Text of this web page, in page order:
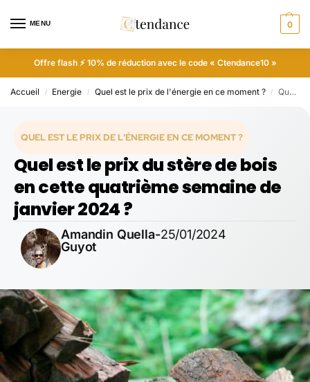
MENU 0
Offre flash ⚡ 10% de réduction avec le code « Ctendance10 »
Accueil / Energie / Quel est le prix de l'énergie en ce moment ? / Quel est le prix du stère de bois en cette quatrième semaine de janvier 2024 ?
QUEL EST LE PRIX DE L'ÉNERGIE EN CE MOMENT ?
Quel est le prix du stère de bois
en cette quatrième semaine de
janvier 2024 ?
Amandin Quella-
Guyot
25/01/2024